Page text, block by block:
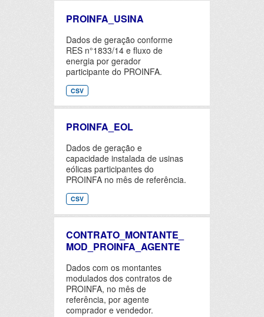
PROINFA_USINA
Dados de geração conforme
RES n°1833/14 e fluxo de
energia por gerador
participante do PROINFA.
CSV
PROINFA_EOL
Dados de geração e
capacidade instalada de usinas
eólicas participantes do
PROINFA no mês de referência.
CSV
CONTRATO_MONTANTE_
MOD_PROINFA_AGENTE
Dados com os montantes
modulados dos contratos de
PROINFA, no mês de
referência, por agente
comprador e vendedor.